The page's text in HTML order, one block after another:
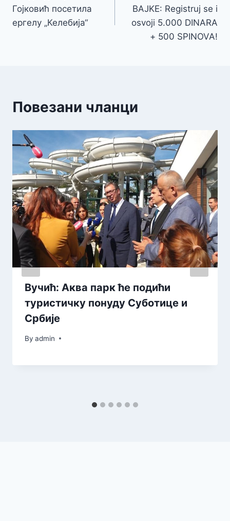
Гојковић посетила
ергелу „Келебија“
BAJKE: Registruj se i
osvoji 5.000 DINARA
+ 500 SPINOVA!
Повезани чланци
Вучић: Аква парк ће подићи
туристичку понуду Суботице и
Србије
By admin